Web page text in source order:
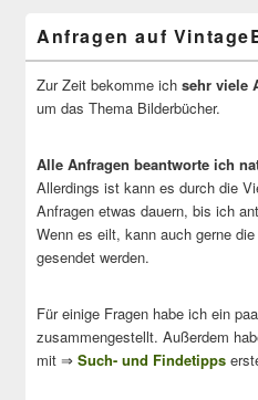
Anfragen auf
Zur Zeit bekomme ich sehr viele
um das Thema Bilderbücher.
Alle Anfragen beantworte ich
Allerdings ist kann es durch die
Anfragen etwas dauern, bis ich
Wenn es eilt, kann auch gerne
gesendet werden.
Für einige Fragen habe ich ein
zusammengestellt. Außerdem
mit ⇒ Such- und Findetipps